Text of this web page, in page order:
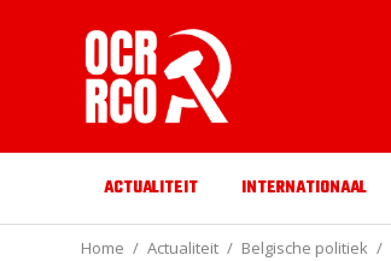
ACTUALITEIT INTERNATIONAAL
Home Actualiteit Belgische politiek